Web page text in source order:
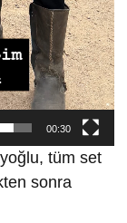
00:30
tüm set
sonra